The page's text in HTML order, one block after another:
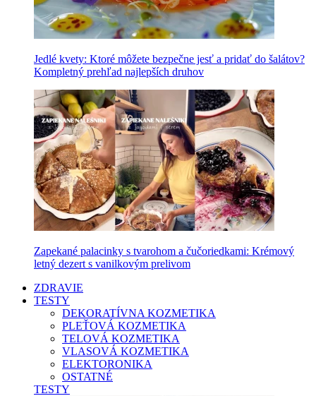
Jedlé kvety: Ktoré môžete bezpečne jesť a pridať do šalátov?
Kompletný prehľad najlepších druhov
Zapekané palacinky s tvarohom a čučoriedkami: Krémový
letný dezert s vanilkovým prelivom
ZDRAVIE
TESTY
DEKORATÍVNA KOZMETIKA
PLEŤOVÁ KOZMETIKA
TELOVÁ KOZMETIKA
VLASOVÁ KOZMETIKA
ELEKTORONIKA
OSTATNÉ
TESTY